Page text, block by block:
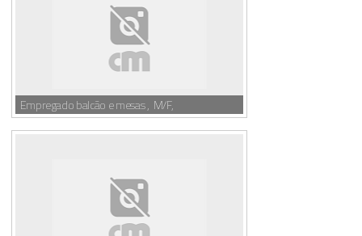
Empregado balcão e mesas , M/F,